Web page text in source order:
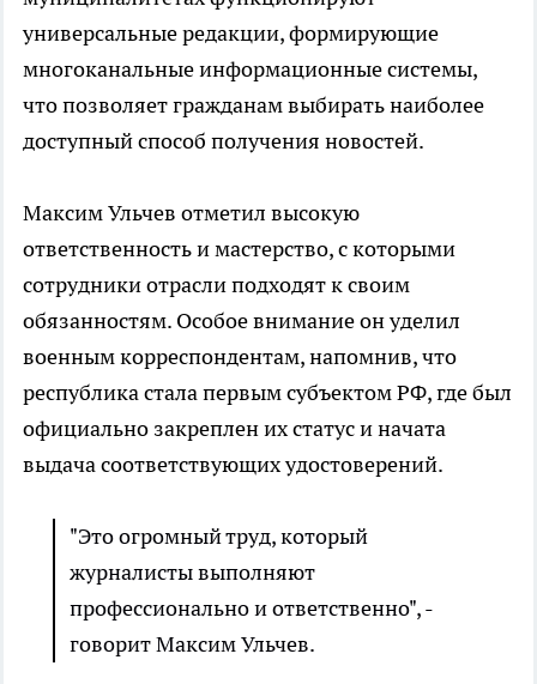
универсальные редакции, формирующие
многоканальные информационные системы,
что позволяет гражданам выбирать наиболее
доступный способ получения новостей.
Максим Ульчев отметил высокую
ответственность и мастерство, с которыми
сотрудники отрасли подходят к своим
обязанностям. Особое внимание он уделил
военным корреспондентам, напомнив, что
республика стала первым субъектом РФ, где был
официально закреплен их статус и начата
выдача соответствующих удостоверений.
"Это огромный труд, который
журналисты выполняют
профессионально и ответственно", -
говорит Максим Ульчев.